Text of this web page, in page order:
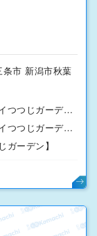
市 新潟市秋葉
副施設長候補【ショートステイつつじガーデン白根】
副施設長候補【ショートステイつつじガーデン石山】
ガーデン】